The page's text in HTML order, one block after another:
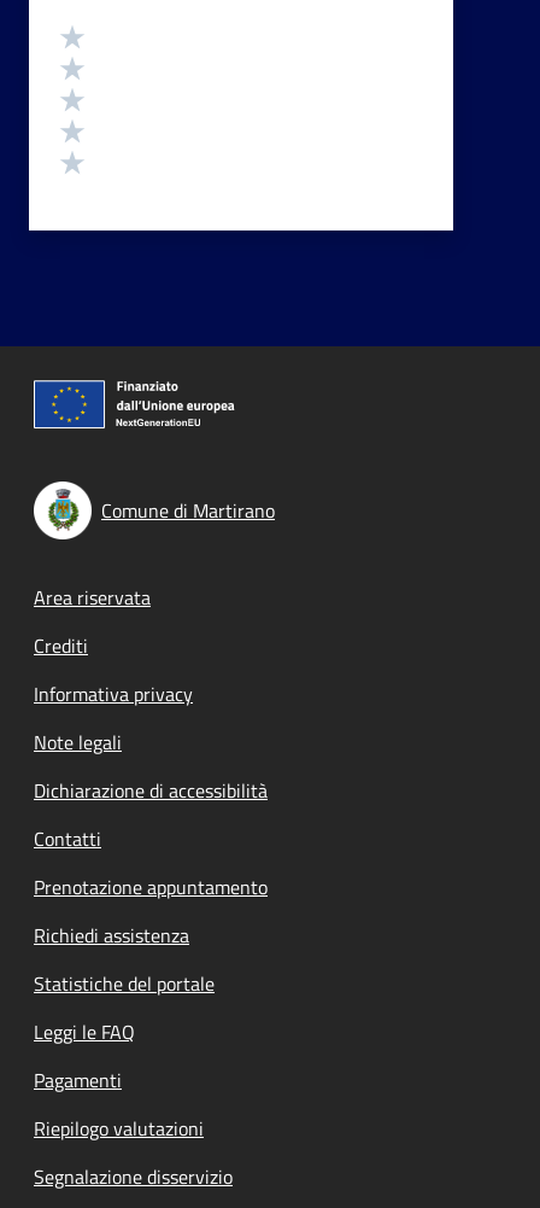
Valutazione
Comune di Martirano
Footer menu
Area riservata
Crediti
Informativa privacy
Note legali
Dichiarazione di accessibilità
Contatti
Prenotazione appuntamento
Richiedi assistenza
Statistiche del portale
Leggi le FAQ
Pagamenti
Riepilogo valutazioni
Segnalazione disservizio